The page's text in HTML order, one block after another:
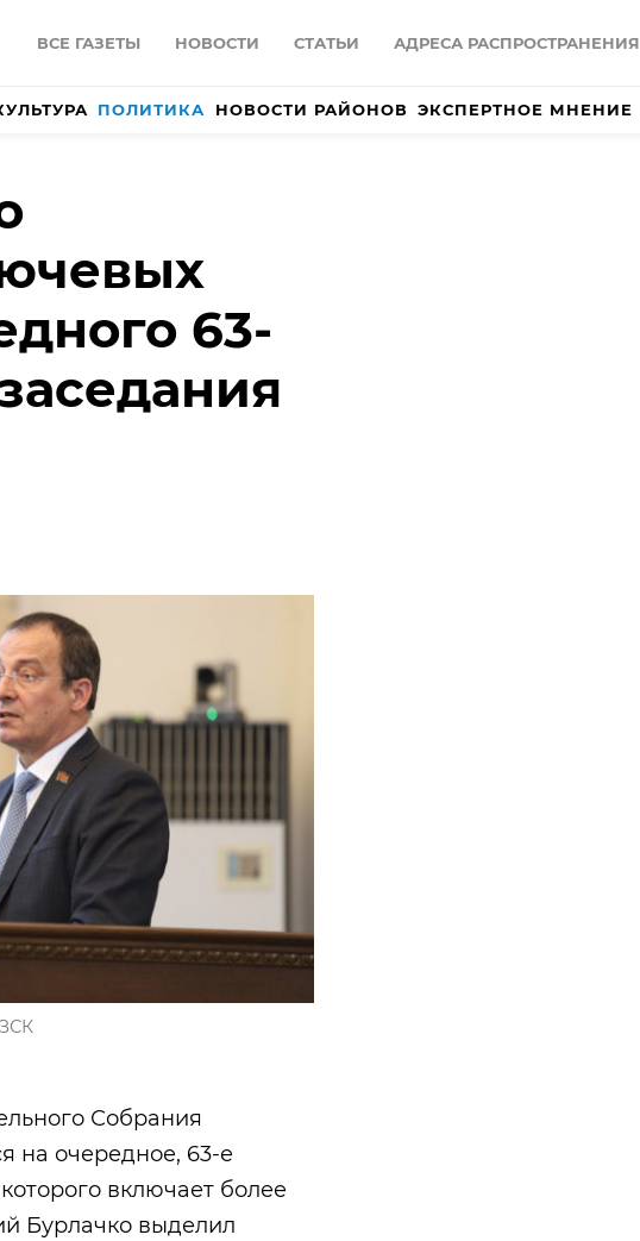
ВСЕ ГАЗЕТЫ НОВОСТИ СТАТЬИ АДРЕСА РАСПРОСТРАНЕНИЯ
ПОЛИТИКА НОВОСТИ РАЙОНОВ ЭКСПЕРТНОЕ МНЕНИЕ
63-
Собрания
на очередное, 63-е
включает более
Бурлачко выделил